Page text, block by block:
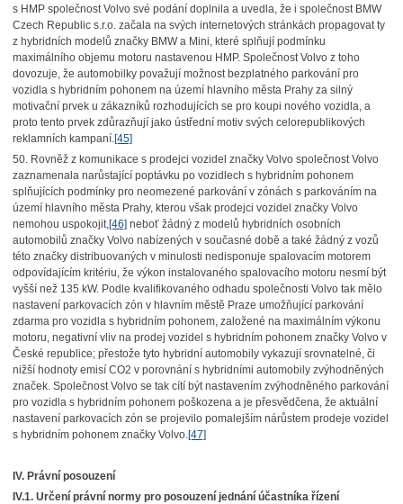
s HMP společnost Volvo své podání doplnila a uvedla, že i společnost BMW
Czech Republic s.r.o. začala na svých internetových stránkách propagovat ty
z hybridních modelů značky BMW a Mini, které splňují podmínku
maximálního objemu motoru nastavenou HMP. Společnost Volvo z toho
dovozuje, že automobilky považují možnost bezplatného parkování pro
vozidla s hybridním pohonem na území hlavního města Prahy za silný
motivační prvek u zákazníků rozhodujících se pro koupi nového vozidla, a
proto tento prvek zdůrazňují jako ústřední motiv svých celorepublikových
reklamních kampaní.[45]
50. Rovněž z komunikace s prodejci vozidel značky Volvo společnost Volvo
zaznamenala narůstající poptávku po vozidlech s hybridním pohonem
splňujících podmínky pro neomezené parkování v zónách s parkováním na
území hlavního města Prahy, kterou však prodejci vozidel značky Volvo
nemohou uspokojit,[46] neboť žádný z modelů hybridních osobních
automobilů značky Volvo nabízených v současné době a také žádný z vozů
této značky distribuovaných v minulosti nedisponuje spalovacím motorem
odpovídajícím kritériu, že výkon instalovaného spalovacího motoru nesmí být
vyšší než 135 kW. Podle kvalifikovaného odhadu společnosti Volvo tak mělo
nastavení parkovacích zón v hlavním městě Praze umožňující parkování
zdarma pro vozidla s hybridním pohonem, založené na maximálním výkonu
motoru, negativní vliv na prodej vozidel s hybridním pohonem značky Volvo v
České republice; přestože tyto hybridní automobily vykazují srovnatelné, či
nižší hodnoty emisí CO2 v porovnání s hybridními automobily zvýhodněných
značek. Společnost Volvo se tak cítí být nastavením zvýhodněného parkování
pro vozidla s hybridním pohonem poškozena a je přesvědčena, že aktuální
nastavení parkovacích zón se projevilo pomalejším nárůstem prodeje vozidel
s hybridním pohonem značky Volvo.[47]
IV. Právní posouzení
IV.1. Určení právní normy pro posouzení jednání účastníka řízení